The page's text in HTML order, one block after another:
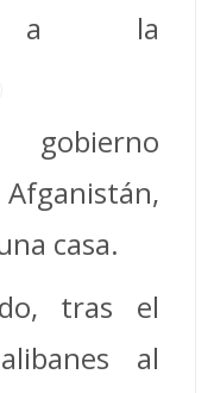
a la
gobierno
casa.
tras el
al